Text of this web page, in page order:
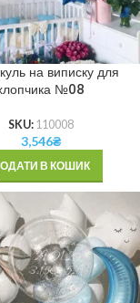
на виписку для
№08
SKU: 110008
3,546₴
В КОШИК